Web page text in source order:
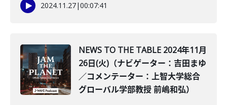
2024.11.27|00:07:41
NEWS TO THE TABLE 2024年11月
26日(火)（ナビゲーター：吉田まゆ
／コメンテーター：上智大学総合
グローバル学部教授 前嶋和弘）